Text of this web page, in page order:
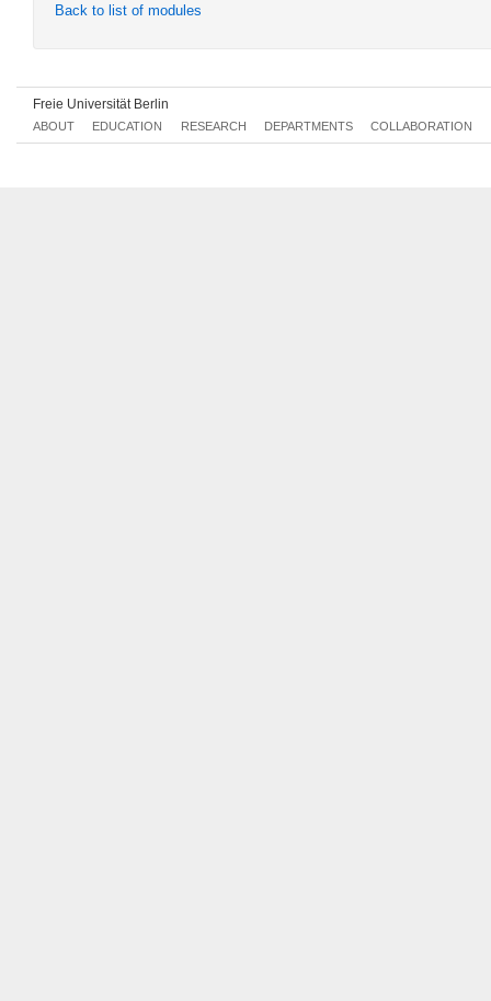
Back to list of modules
Freie Universität Berlin
ABOUT EDUCATION RESEARCH DEPARTMENTS COLLABORATION